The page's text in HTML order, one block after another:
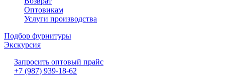
Оптовикам
Услуги производства
Подбор фурнитуры
Экскурсия
Запросить оптовый прайс
+7 (987) 939-18-62